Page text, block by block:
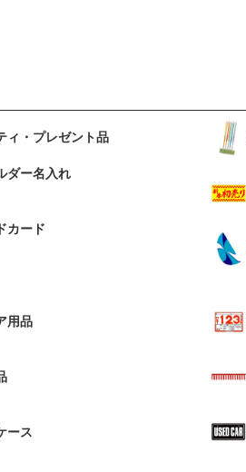
ィ・プレゼント品
ダー名入れ
カード
用品
ース